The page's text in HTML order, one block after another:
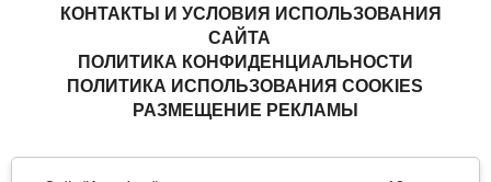
КОНТАКТЫ И УСЛОВИЯ ИСПОЛЬЗОВАНИЯ
САЙТА
ПОЛИТИКА КОНФИДЕНЦИАЛЬНОСТИ
ПОЛИТИКА ИСПОЛЬЗОВАНИЯ COOKIES
РАЗМЕЩЕНИЕ РЕКЛАМЫ